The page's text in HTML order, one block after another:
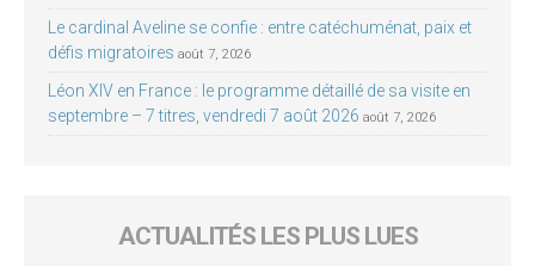
Le cardinal Aveline se confie : entre catéchuménat, paix et
défis migratoires août 7, 2026
Léon XIV en France : le programme détaillé de sa visite en
septembre – 7 titres, vendredi 7 août 2026 août 7, 2026
ACTUALITÉS LES PLUS LUES